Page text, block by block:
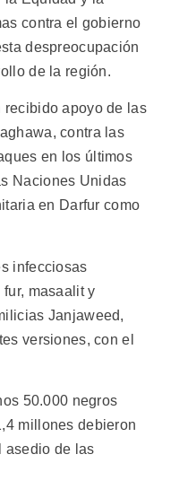
contra el gobierno
despreocupación
de la región.
recibido apoyo de las
contra las
en los últimos
Naciones Unidas
en Darfur como
infecciosas
masaalit y
Janjaweed,
versiones, con el
50.000 negros
millones debieron
asedio de las